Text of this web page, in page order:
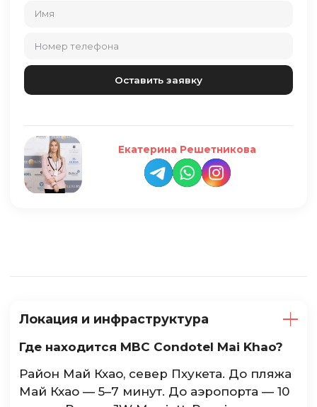
Екатерина Решетникова
Локация и инфраструктура
Где находится MBC Condotel Mai Khao?
Район Май Кхао, север Пхукета. До пляжа
Май Кхао — 5–7 минут. До аэропорта — 10